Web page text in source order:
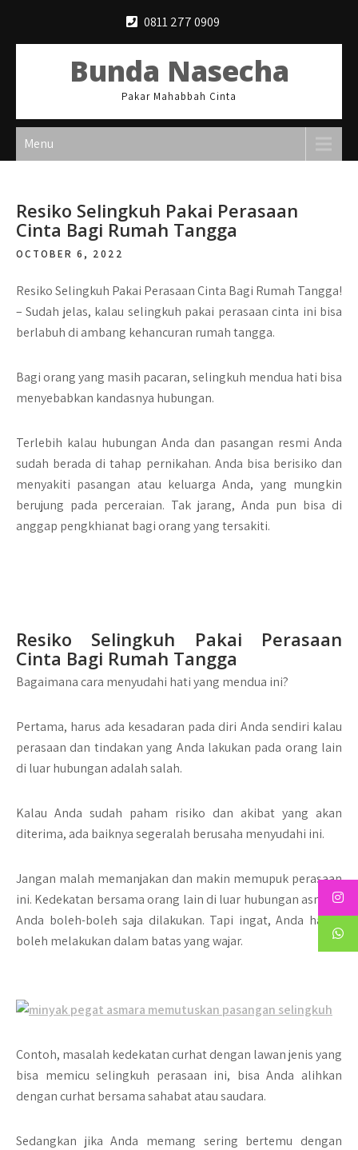
0811 277 0909
Bunda Nasecha
Pakar Mahabbah Cinta
Menu
Resiko Selingkuh Pakai Perasaan
Cinta Bagi Rumah Tangga
OCTOBER 6, 2022
Resiko Selingkuh Pakai Perasaan Cinta Bagi Rumah Tangga!
– Sudah jelas, kalau selingkuh pakai perasaan cinta ini bisa
berlabuh di ambang kehancuran rumah tangga.
Bagi orang yang masih pacaran, selingkuh mendua hati bisa
menyebabkan kandasnya hubungan.
Terlebih kalau hubungan Anda dan pasangan resmi Anda
sudah berada di tahap pernikahan. Anda bisa berisiko dan
menyakiti pasangan atau keluarga Anda, yang mungkin
berujung pada perceraian. Tak jarang, Anda pun bisa di
anggap pengkhianat bagi orang yang tersakiti.
Resiko Selingkuh Pakai Perasaan
Cinta Bagi Rumah Tangga
Bagaimana cara menyudahi hati yang mendua ini?
Pertama, harus ada kesadaran pada diri Anda sendiri kalau
perasaan dan tindakan yang Anda lakukan pada orang lain
di luar hubungan adalah salah.
Kalau Anda sudah paham risiko dan akibat yang akan
diterima, ada baiknya segeralah berusaha menyudahi ini.
Jangan malah memanjakan dan makin memupuk perasaan
ini. Kedekatan bersama orang lain di luar hubungan asmara
Anda boleh-boleh saja dilakukan. Tapi ingat, Anda hanya
boleh melakukan dalam batas yang wajar.
Contoh, masalah kedekatan curhat dengan lawan jenis yang
bisa memicu selingkuh perasaan ini, bisa Anda alihkan
dengan curhat bersama sahabat atau saudara.
Sedangkan jika Anda memang sering bertemu dengan